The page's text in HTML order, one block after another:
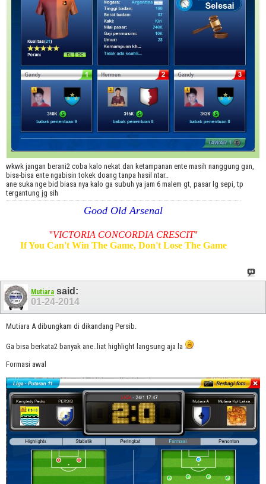
wkwk jangan berani2 coba kalo nekat dan ketampanan ente masih nanggung gan,
bisa-bisa ente ngabisin tokek doang tanpa hasil ntar..
ane suka nge bid biasa nya kalo ga subuh ya jam 6 malem gt, pasar lg sepi, tp
tergantung jg sih
Good Old Arsenal
''VICTORIA CONCORDIA CRESCIT''
If You Can't Win The Game, Don't Lose The Game
Mutiara said:
01-24-2014
Mutiara A dibungkam di dikandang Persib.
Ga bisa berkata2 banyak ane..liat highlight langsung aja la
Formasi awal